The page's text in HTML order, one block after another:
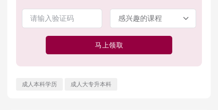
马上领取
成人本科学历 成人大专升本科